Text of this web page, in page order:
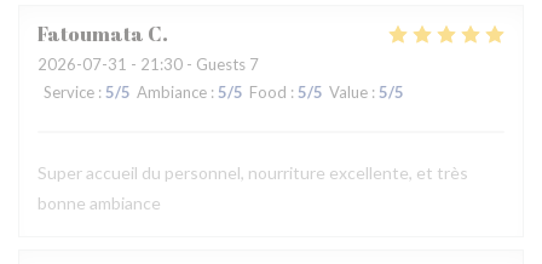
Fatoumata C
2026-07-31 - 21:30 - Guests 7
Service : 5/5 Ambiance : 5/5 Food : 5/5 Value : 5/5
Super accueil du personnel, nourriture excellente, et très
bonne ambiance